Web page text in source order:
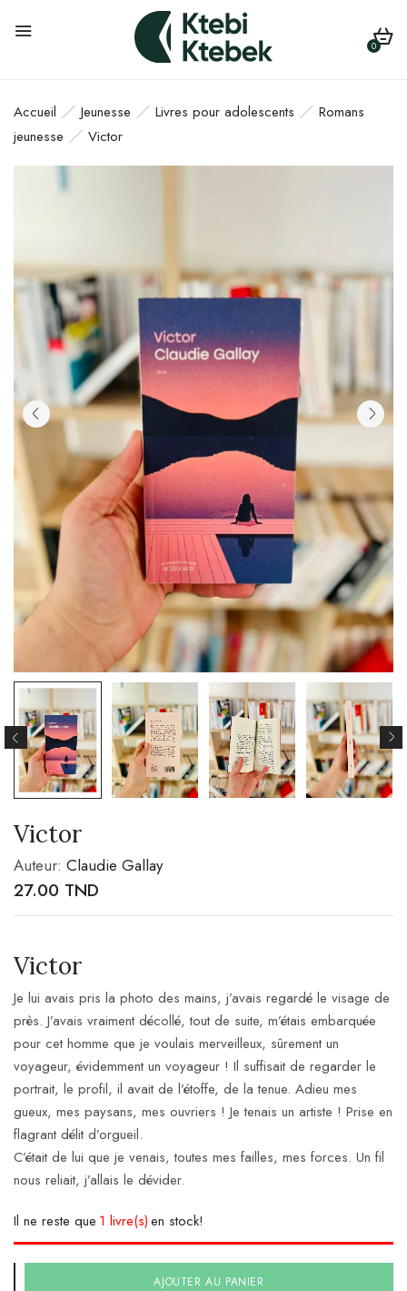
0
Accueil Jeunesse Livres pour adolescents
Romans
jeunesse
Victor
Victor
Auteur: Claudie Gallay
27.00 TND
Victor
Je lui avais pris la photo des mains, j’avais regardé le visage de
près. J’avais vraiment décollé, tout de suite, m’étais embarquée
pour cet homme que je voulais merveilleux, sûrement un
voyageur, évidemment un voyageur ! Il suffisait de regarder le
portrait, le profil, il avait de l’étoffe, de la tenue. Adieu mes
gueux, mes paysans, mes ouvriers ! Je tenais un artiste ! Prise en
flagrant délit d’orgueil.
C’était de lui que je venais, toutes mes failles, mes forces. Un fil
nous reliait, j’allais le dévider.
Il ne reste que 1 livre(s)en stock!
AJOUTER AU PANIER